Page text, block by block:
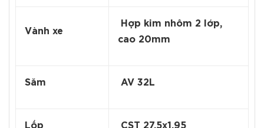
Vành xe
Hợp kim nhôm 2 lớp,
cao 20mm
Săm AV 32L
Lốp CST 27.5x1.95